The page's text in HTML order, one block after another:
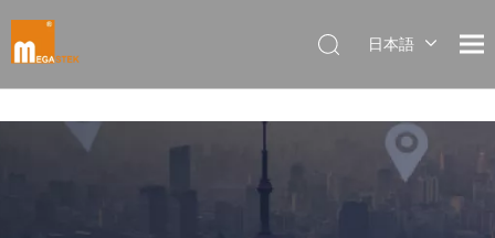
日本語
한국어
Italiano